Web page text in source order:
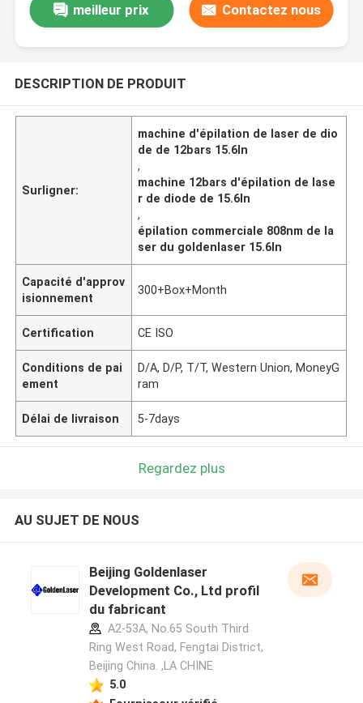
meilleur prix Contactez nous
DESCRIPTION DE PRODUIT
Surligner:
machine d'épilation de laser de dio
de de 12bars 15.6In
,
machine 12bars d'épilation de lase
r de diode de 15.6In
,
épilation commerciale 808nm de la
ser du goldenlaser 15.6In
Capacité d'approv
isionnement
300+Box+Month
Certification CE ISO
Conditions de pai
ement
D/A, D/P, T/T, Western Union, MoneyG
ram
Délai de livraison 5-7days
Regardez plus
AU SUJET DE NOUS
Beijing Goldenlaser
Development Co., Ltd profil
du fabricant
A2-53A, No.65 South Third
Ring West Road, Fengtai District,
Beijing China. ,LA CHINE
5.0